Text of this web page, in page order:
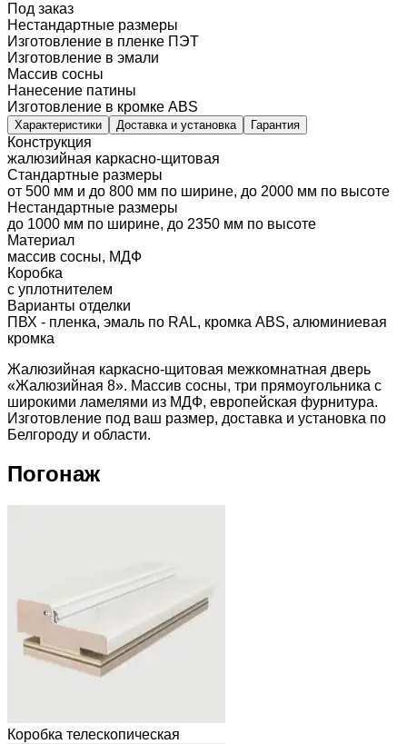
Под заказ
Нестандартные размеры
Изготовление в пленке ПЭТ
Изготовление в эмали
Массив сосны
Нанесение патины
Изготовление в кромке ABS
Характеристики Доставка и установка Гарантия
Конструкция
жалюзийная каркасно-щитовая
Стандартные размеры
от 500 мм и до 800 мм по ширине, до 2000 мм по высоте
Нестандартные размеры
до 1000 мм по ширине, до 2350 мм по высоте
Материал
массив сосны, МДФ
Коробка
с уплотнителем
Варианты отделки
ПВХ - пленка, эмаль по RAL, кромка ABS, алюминиевая
кромка
Жалюзийная каркасно-щитовая межкомнатная дверь
«Жалюзийная 8». Массив сосны, три прямоугольника с
широкими ламелями из МДФ, европейская фурнитура.
Изготовление под ваш размер, доставка и установка по
Белгороду и области.
Погонаж
Коробка телескопическая